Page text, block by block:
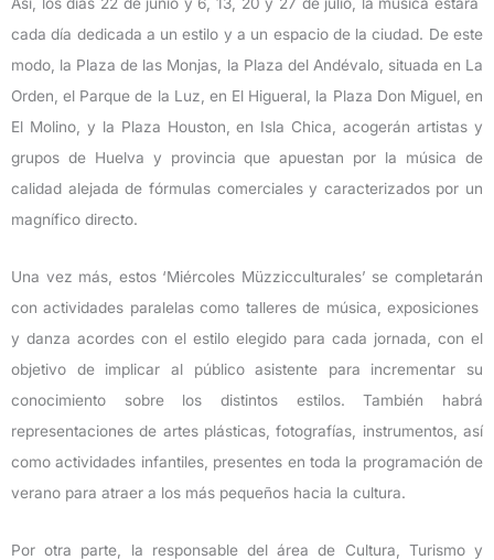
cada día dedicada a un estilo y a un espacio de la ciudad. De este
modo, la Plaza de las Monjas, la Plaza del Andévalo, situada en La
Orden, el Parque de la Luz, en El Higueral, la Plaza Don Miguel, en
El Molino, y la Plaza Houston, en Isla Chica, acogerán artistas y
grupos de Huelva y provincia que apuestan por la música de
calidad alejada de fórmulas comerciales y caracterizados por un
magnífico directo.
Una vez más, estos ‘Miércoles Müzzicculturales’ se completarán
con actividades paralelas como talleres de música, exposiciones
y danza acordes con el estilo elegido para cada jornada, con el
objetivo de implicar al público asistente para incrementar su
conocimiento sobre los distintos estilos. También habrá
representaciones de artes plásticas, fotografías, instrumentos, así
como actividades infantiles, presentes en toda la programación de
verano para atraer a los más pequeños hacia la cultura.
Por otra parte, la responsable del área de Cultura, Turismo y